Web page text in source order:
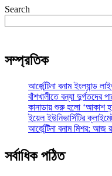
Search
সম্প্রতিক
আর্জেন্টিনা বনাম ইংল্যান্ড
বাঁশখালীতে বন্যা দুর্গতদের
কানাডায় শুরু হলো ‘আকাশ
ইয়েল ইউনিভার্সিটির
আর্জেন্টিনা বনাম মিশর: আজ
সর্বাধিক পঠিত